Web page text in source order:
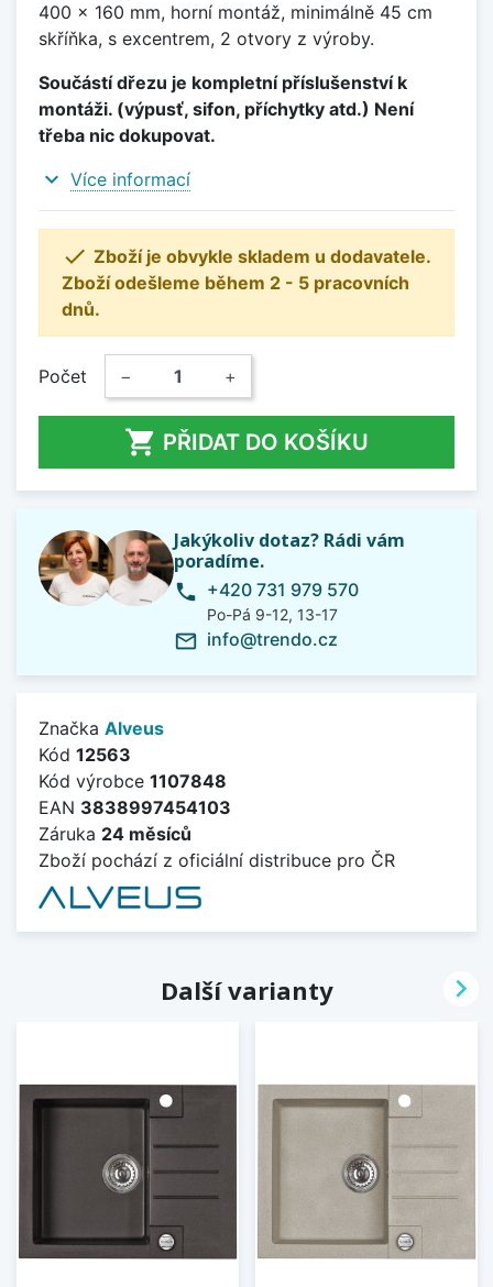
400 x 160 mm, horní montáž, minimálně 45 cm
skříňka, s excentrem, 2 otvory z výroby.
Součástí dřezu je kompletní příslušenství k
montáži. (výpusť, sifon, příchytky atd.) Není
třeba nic dokupovat.
expand_more Více informací
 Zboží je obvykle skladem u dodavatele.
Zboží odešleme během 2 - 5 pracovních
dnů.
Počet − +
 PŘIDAT DO KOŠÍKU
Jakýkoliv dotaz? Rádi vám
poradíme.
phone +420 731 979 570
Po-Pá 9-12, 13-17
mail_outline info@trendo.cz
Značka Alveus
Kód 12563
Kód výrobce 1107848
EAN 3838997454103
Záruka 24 měsíců
Zboží pochází z oficiální distribuce pro ČR
Další varianty 